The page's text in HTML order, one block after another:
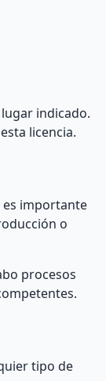
indicado.
licencia.
es importante
o
procesos
tipo de